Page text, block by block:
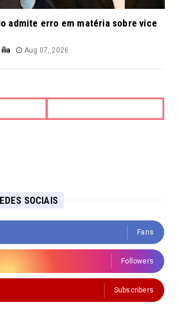
admite erro em matéria sobre vice
Aug 07, 2026
SOCIAIS
Fans
Followers
Subscribers